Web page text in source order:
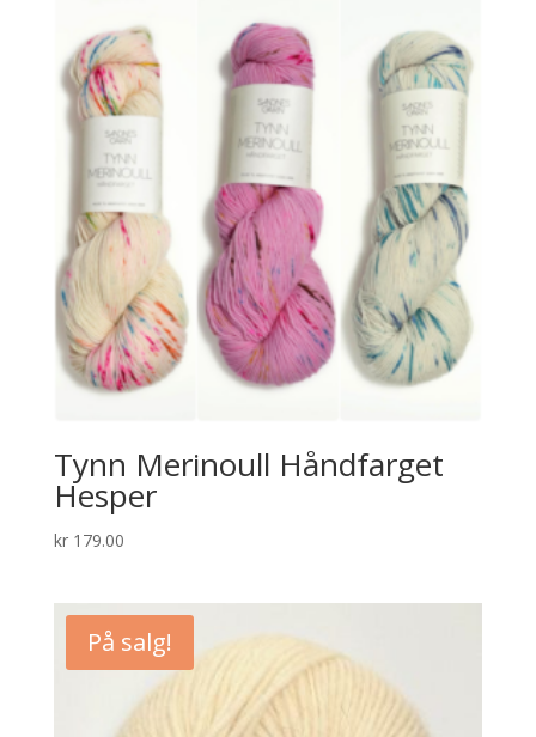
Tynn Merinoull Håndfarget
Hesper
kr179.00
På salg!